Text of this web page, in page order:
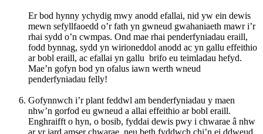
Er bod hynny ychydig mwy anodd efallai, nid yw ein dewis
mewn sefyllfaoedd o’r fath yn gwneud gwahaniaeth mawr i’r
rhai sydd o’n cwmpas. Ond mae rhai penderfyniadau eraill,
fodd bynnag, sydd yn wirioneddol anodd ac yn gallu effeithio
ar bobl eraill, ac efallai yn gallu brifo eu teimladau hefyd.
Mae’n gofyn bod yn ofalus iawn werth wneud
penderfyniadau felly!
Gofynnwch i’r plant feddwl am benderfyniadau y maen
nhw’n gorfod eu gwneud a allai effeithio ar bobl eraill.
Enghraifft o hyn, o bosib, fyddai dewis pwy i chwarae â nhw
ar yr iard amser chwarae, neu beth fyddwch chi’n ei ddweud